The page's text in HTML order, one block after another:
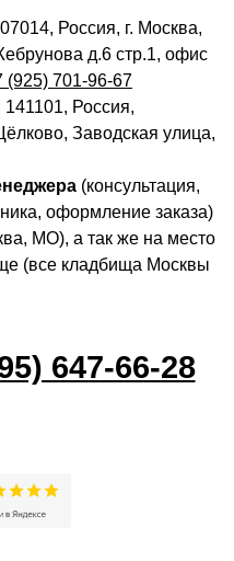
Россия, г. Москва,
д.6 стр.1, офис
(925) 701-96-67
141101, Россия,
Заводская улица,
(консультация,
оформление заказа)
МО), а так же на место
(все кладбища Москвы
647-66-28